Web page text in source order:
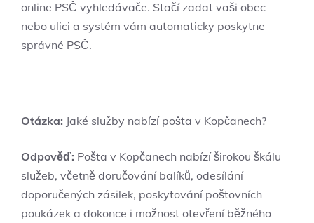
online PSČ vyhledávače. Stačí zadat vaši obec
nebo ulici a systém vám automaticky poskytne
správné PSČ.
Otázka: Jaké služby nabízí pošta v Kopčanech?
Odpověď: Pošta v Kopčanech nabízí širokou škálu
služeb, včetně doručování balíků, odesílání
doporučených zásilek, poskytování poštovních
poukázek a dokonce i možnost otevření běžného